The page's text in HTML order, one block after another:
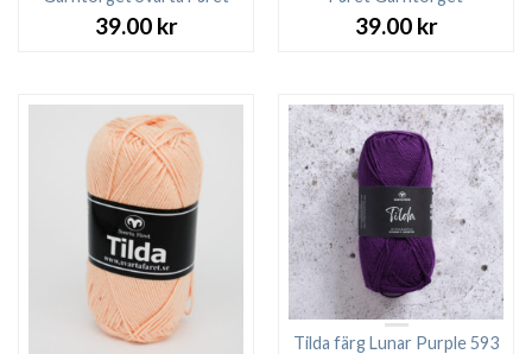
39.00 kr 39.00 kr
Tilda färg Lunar Purple 593